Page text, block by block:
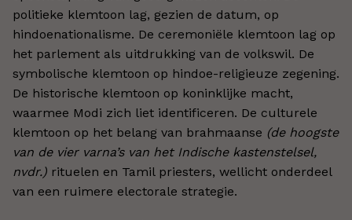
politieke klemtoon lag, gezien de datum, op
hindoenationalisme. De ceremoniële klemtoon lag op
het parlement als uitdrukking van de volkswil. De
symbolische klemtoon op hindoe-religieuze zegening.
De historische klemtoon op koninklijke macht,
waarmee Modi zich liet identificeren. De culturele
klemtoon op het belang van brahmaanse (de hoogste
van de vier varna’s van het Indische kastenstelsel,
nvdr.) rituelen en Tamil priesters, wellicht onderdeel
van een ruimere electorale strategie.